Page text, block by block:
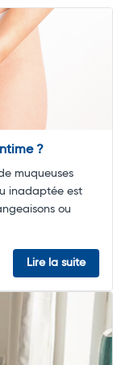
?
muqueuses
inadaptée est
ou
Lire la suite